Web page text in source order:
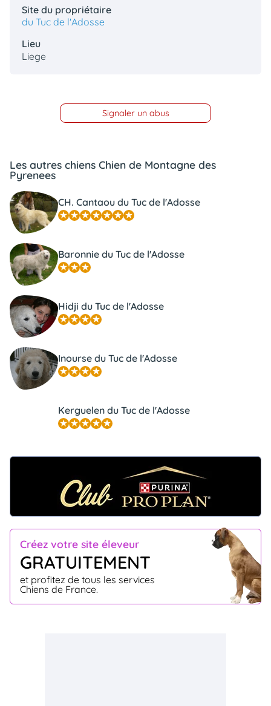
Site du propriétaire
du Tuc de l'Adosse
Lieu
Liege
Signaler un abus
Créez votre site éleveur
GRATUITEMENT
et profitez de tous les services
Chiens de France.
Les autres chiens Chien de Montagne des
Pyrenees
CH. Cantaou du Tuc de l'Adosse
Baronnie du Tuc de l'Adosse
Hidji du Tuc de l'Adosse
Inourse du Tuc de l'Adosse
Kerguelen du Tuc de l'Adosse